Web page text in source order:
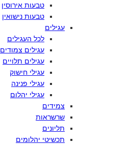
טבעות אירוסין
טבעות נישואין
עגילים
לכל העגילים
עגילים צמודים
עגילים תלויים
עגילי חישוק
עגילי פנינה
עגילי יהלום
צמידים
שרשראות
תליונים
תכשיטי יהלומים